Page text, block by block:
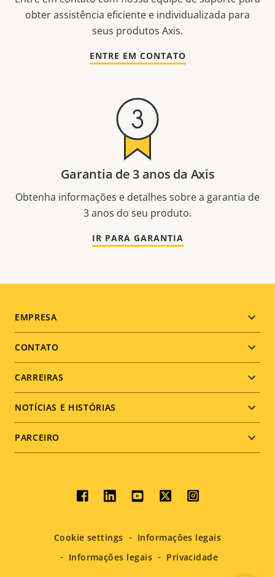
obter assistência eficiente e individualizada para
seus produtos Axis.
ENTRE EM CONTATO
Garantia de 3 anos da Axis
Obtenha informações e detalhes sobre a garantia de
3 anos do seu produto.
IR PARA GARANTIA
Footer
menu
EMPRESA
CONTATO
CARREIRAS
NOTÍCIAS E HISTÓRIAS
PARCEIRO
Social
menu
Cookie settings
Informações legais
Informações legais
Privacidade